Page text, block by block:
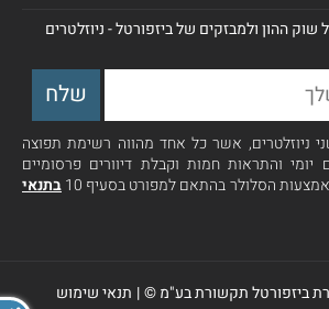
ההון ולמבזקים של ביזפורטל - ניוזלטרים
ניוזלטרים, אשר כל אחד מהווה רשימת תפוצה
יומי והתראות חמות וקבלת דיוורים פרסומיים
הסלולר בהתאם למפורט בסעיף 10
בתנאי
ביזפורטל תקשורת בע"מ ©| תנאי שימוש